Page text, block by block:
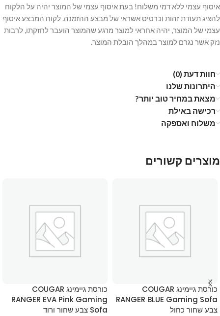
איסוף עצמי ללא דמי משלוח! בעת איסוף עצמי של המוצר יהיה על הלקוח
להציג תעודת זהות וכרטיס אשראי של מבצע ההזמנה. לקוח המבצע איסוף
עצמי של המוצר, יהיה אחראי למוצר מרגע שהמוצר הועבר לחזקתו, לרבות
נזק אשר נגרם למוצר במהלך הובלת המוצר.
חוות דעת (0)
היתרונות שלנו
מצאת במחיר טוב יותר?
רכישה באילת
משלוח ואספקה
מוצרים קשורים
כורסת גיימינג COUGAR
RANGER BLUE Gaming Sofa
צבע שחור כחול
כורסת גיימינג COUGAR
RANGER EVA Pink Gaming
Sofa צבע שחור ורוד